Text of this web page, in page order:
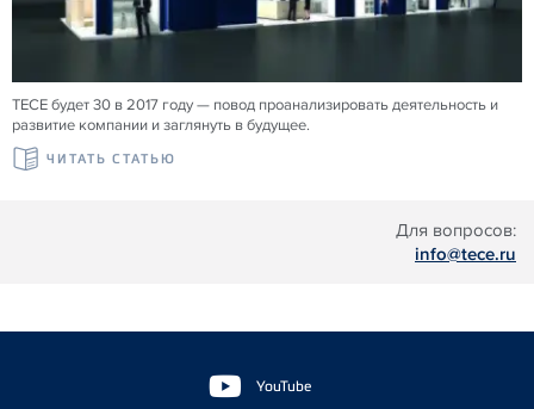
Для вопросов:
info@tece.ru
TECE будет 30 в 2017 году — повод проанализировать деятельность и
развитие компании и заглянуть в будущее.
ЧИТАТЬ СТАТЬЮ
YouTube